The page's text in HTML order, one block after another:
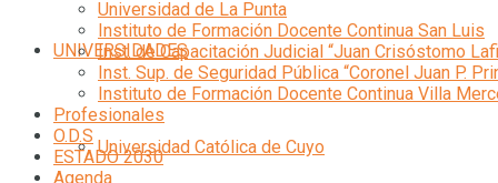
UNIVERSIDADES
Universidad Católica de Cuyo
Universidad de La Punta
Instituto de Formación Docente Continua San Luis
Inst. de Capacitación Judicial “Juan Crisóstomo
Inst. Sup. de Seguridad Pública “Coronel Juan P.
Instituto de Formación Docente Continua Villa
Profesionales
O.D.S
ESTADO 2030
Agenda